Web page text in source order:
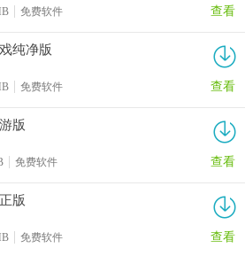
免费软件 查看
纯净版
免费软件 查看
版
免费软件 查看
版
免费软件 查看